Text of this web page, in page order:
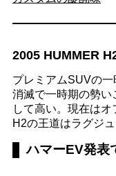
2005 HUMMER
プレミアムSUVの
消滅で一時期の勢い
して高い。現在は
H2の王道はラグジュ
ハマーEV発表